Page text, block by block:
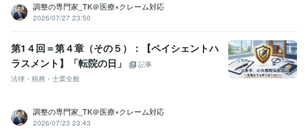
調整の専門家_TK＠医療×クレーム対応
2026/07/27 23:50
第1４回＝第４章（その５）：【ペイシェントハ
ラスメント】「転院の日」
記事
法律・税務・士業全般
調整の専門家_TK＠医療×クレーム対応
2026/07/23 23:43